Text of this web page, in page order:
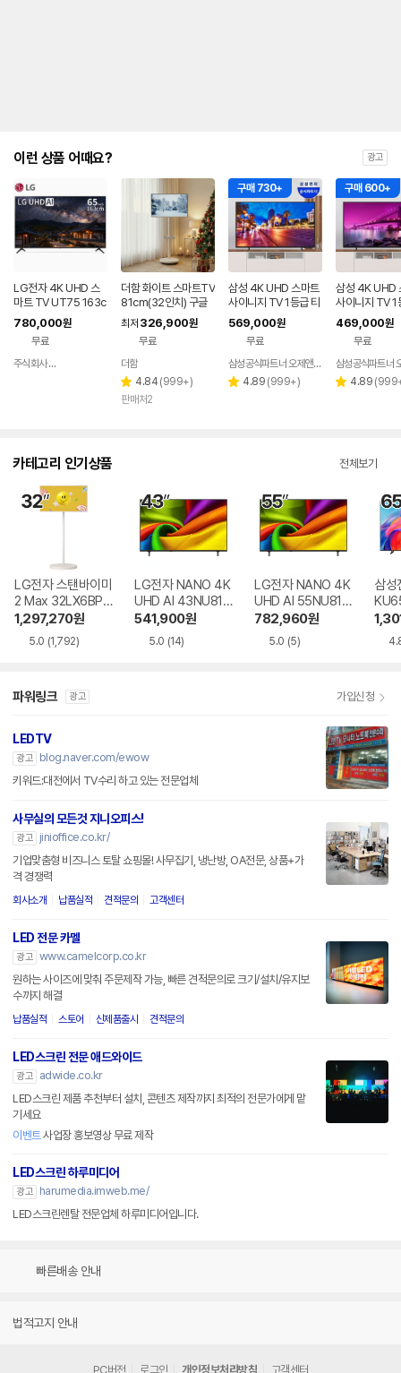
이런 상품 어때요? 광고
LG전자 4K UHD 스
마트 TV UT75 163c
m(65인치), 스탠드
780,000원
무료
주식회사 티에스글로벌 TS
더함 화이트 스마트TV
81cm(32인치) 구글
5.0 QLED 이동식TV
최저 326,900원
무료
더함
별
점
4.84 리
(999+)
판매처2
구매 730+
삼성 4K UHD 스마트
사이니지 TV 1등급 티
비 기사님 방문설치 12
5.7cm(50인치), 스탠
569,000원
무료
삼성공식파트너 오제앤에스
별 4.89 리
(999+)
구매 600+
삼성 4K UHD
사이니지 TV 1
비 기사님 방문
7.9cm(43인
469,000원
무료
별 4.89 리
(
카테고리 인기상품 전체보기
LG전자 스탠바이미
2 Max 32LX6BPG
A
1,297,270원
5.0 (1,792)
LG전자 NANO 4K
UHD AI 43NU810
BENA
541,900원
5.0 (14)
LG전자 NANO 4K
UHD AI 55NU810
BENA
782,960원
5.0 (5)
삼성
R
파워링크 광고 가입신청
LEDTV
광고
blog.naver.com/ewow
키워드:대전에서 TV수리 하고 있는 전문업체
사무실의 모든것 지니오피스!
광고
jinioffice.co.kr/
기업맞춤형 비즈니스 토탈 쇼핑몰! 사무집기, 냉난방, OA전문, 상품+가
격 경쟁력
회사소개 납품실적 견적문의 고객센터
LED 전문 카멜
광고 www.camelcorp.co.kr
원하는 사이즈에 맞춰 주문제작 가능, 빠른 견적문의로 크기/설치/유지보
수까지 해결
납품실적 스토어 신제품출시 견적문의
LED스크린 전문 애드와이드
광고
adwide.co.kr
LED스크린 제품 추천부터 설치, 콘텐츠 제작까지 최적의 전문가에게 맡
기세요
이벤트사업장 홍보영상 무료 제작
LED스크린 하루미디어
광고
harumedia.imweb.me/
LED스크린렌탈 전문업체 하루미디어입니다.
빠른배송 안내
법적고지 안내
PC버전 로그인 개인정보처리방침 고객센터